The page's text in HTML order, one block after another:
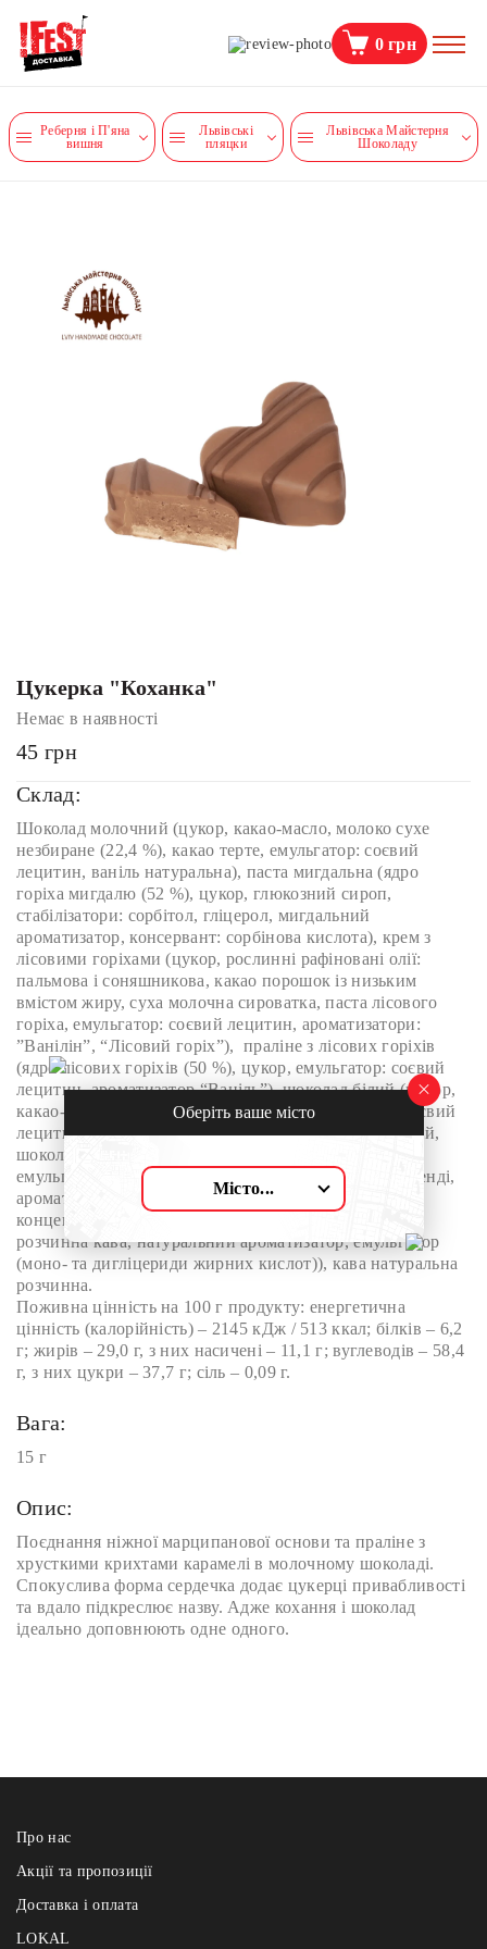
0грн
Реберня і П'яна
вишня
Львівські
пляцки
Львівська Майстерня
Шоколаду
Цукерка "Коханка"
Немає в наявності
45 грн
Склад:
Шоколад молочний (цукор, какао-масло, молоко сухе
незбиране (22,4 %), какао терте, емульгатор: соєвий
лецитин, ваніль натуральна), паста мигдальна (ядро
горіха мигдалю (52 %), цукор, глюкозний сироп,
стабілізатори: сорбітол, гліцерол, мигдальний
ароматизатор, консервант: сорбінова кислота), крем з
лісовими горіхами (цукор, рослинні рафіновані олії:
пальмова і соняшникова, какао порошок із низьким
вмістом жиру, суха молочна сироватка, паста лісового
горіха, емульгатор: соєвий лецитин, ароматизатори:
”Ванілін”, “Лісовий горіх”), праліне з лісових горіхів
(ядро лісових горіхів (50 %), цукор, емульгатор: соєвий
лецитин, ароматизатор “Ваніль”), шоколад білий (цукор,
какао-масло, молоко сухе незбиране, емульгатор: соєвий
лецитин, ваніль натуральна), цукор, сироп глюкозний,
шоколад чорний (какао терте, цукор, какао-масло,
емульгатор: соєвий лецитин, ваніль натуральна), бренді,
ароматична суміш кава (глюкозний сироп, цукор,
концентрат (морква карамелізована, морква), вода,
розчинна кава, натуральний ароматизатор, емульгатор
(моно- та дигліцериди жирних кислот)), кава натуральна
розчинна.
Поживна цінність на 100 г продукту: енергетична
цінність (калорійність) – 2145 кДж / 513 ккал; білків – 6,2
г; жирів – 29,0 г, з них насичені – 11,1 г; вуглеводів – 58,4
г, з них цукри – 37,7 г; сіль – 0,09 г.
Вага:
15 г
Опис:
Поєднання ніжної марципанової основи та праліне з
хрусткими крихтами карамелі в молочному шоколаді.
Спокуслива форма сердечка додає цукерці привабливості
та вдало підкреслює назву. Адже кохання і шоколад
ідеально доповнюють одне одного.
Про нас
Акції та пропозиції
Доставка і оплата
LOKAL
Оберіть ваше місто
Місто...